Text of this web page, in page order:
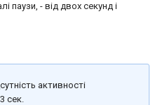
паузи, - від двох секунд і
активності
сек.